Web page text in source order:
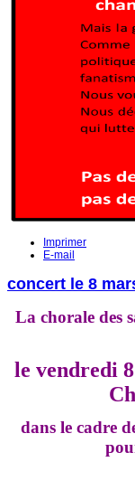
Imprimer
E-mail
concert le 8
La chorale des
le vendredi
dans le cadre